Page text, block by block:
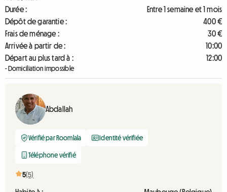
Durée :
Entre 1 semaine et 1 mois
Dépôt de garantie :
400 €
Frais de ménage :
30 €
Arrivée à partir de :
10:00
Départ au plus tard à :
12:00
- Domiciliation impossible
Abdallah
Vérifié par Roomlala Identité vérifiée
Téléphone vérifié
5(5)